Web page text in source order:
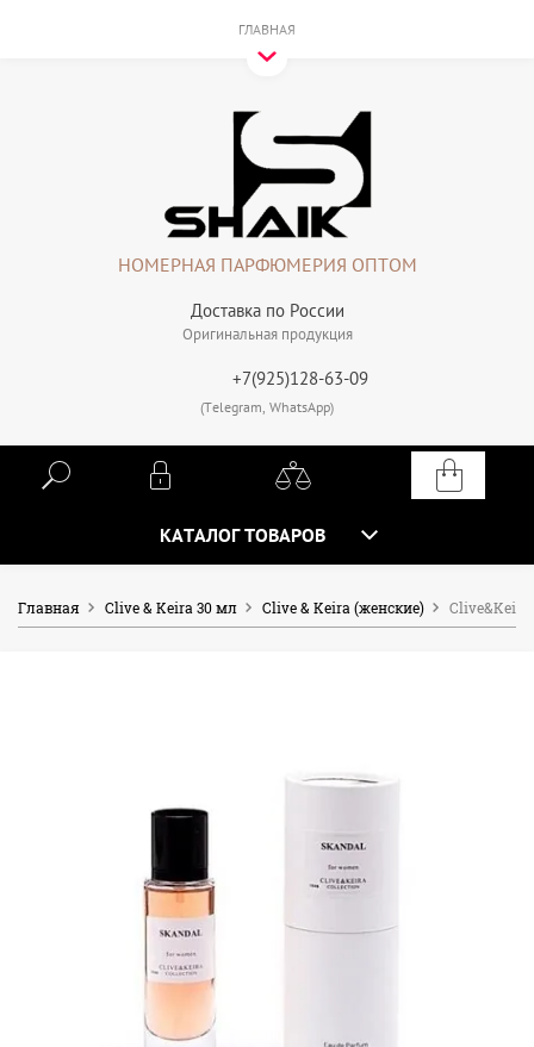
ГЛАВНАЯ
Доставка по России
Оригинальная продукция
НОМЕРНАЯ ПАРФЮМЕРИЯ ОПТОМ
+7(925)128-63-09
(Telegram, WhatsApp)
КАТАЛОГ ТОВАРОВ
Главная Clive & Keira 30 мл Clive & Keira (женские) Clive&Keira